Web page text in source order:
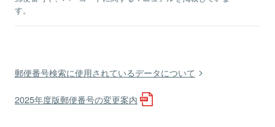
す。
郵便番号検索に使用されているデータについて
2025年度版郵便番号の変更案内